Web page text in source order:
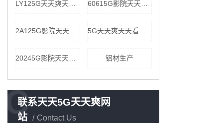
5G天天爽天天看厂家
铝材生产
联系天天5G天天爽网
站
Contact Us
C